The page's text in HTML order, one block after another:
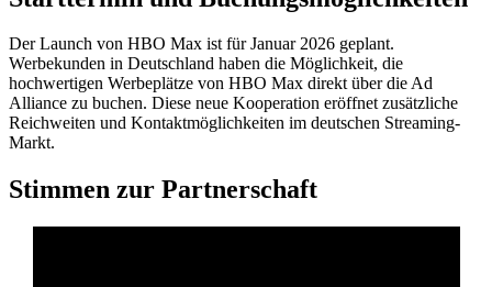
Der Launch von HBO Max ist für Januar 2026 geplant.
Werbekunden in Deutschland haben die Möglichkeit, die
hochwertigen Werbeplätze von HBO Max direkt über die Ad
Alliance zu buchen. Diese neue Kooperation eröffnet zusätzliche
Reichweiten und Kontaktmöglichkeiten im deutschen Streaming-
Markt.
Stimmen zur Partnerschaft